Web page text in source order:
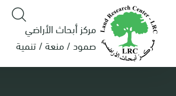
مركز أبحاث الأراضي
صمود / منعة / تنمية